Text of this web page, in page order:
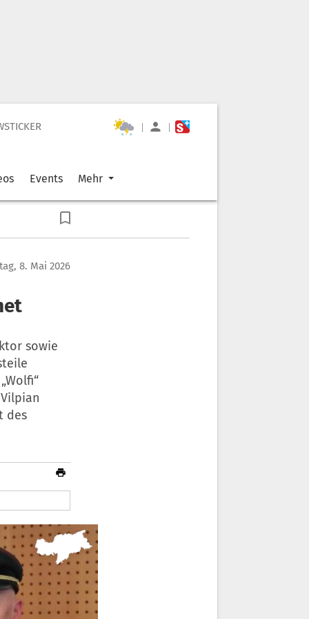
| |
Events Mehr
8. Mai 2026
sowie
des